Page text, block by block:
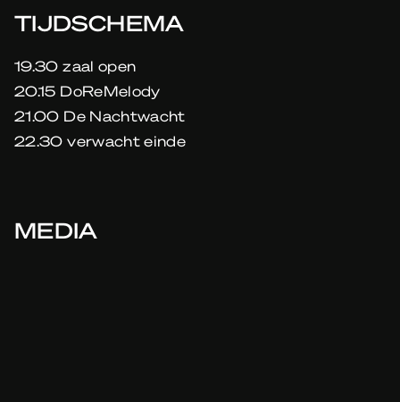
TIJDSCHEMA
19.30 zaal open
20.15 DoReMelody
21.00 De Nachtwacht
22.30 verwacht einde
MEDIA